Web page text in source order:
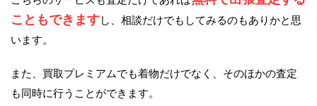
こともできますし、相談だけでもしてみるのもありかと思
います。
また、買取プレミアムでも着物だけでなく、そのほかの査定
も同時に行うことができます。